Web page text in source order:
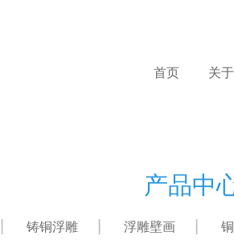
首页 关
产品中
铸铜浮雕 浮雕壁画